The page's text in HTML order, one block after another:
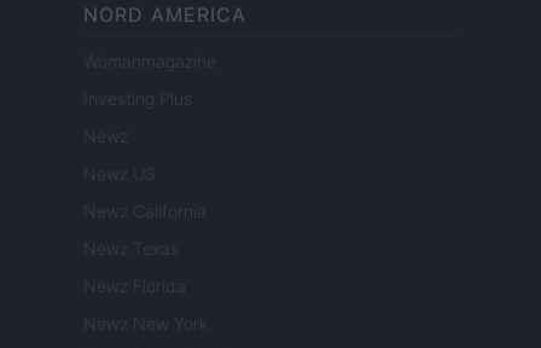
NORD AMERICA
Womanmagazine
Investing Plus
Newz
Newz US
Newz California
Newz Texas
Newz Florida
Newz New York